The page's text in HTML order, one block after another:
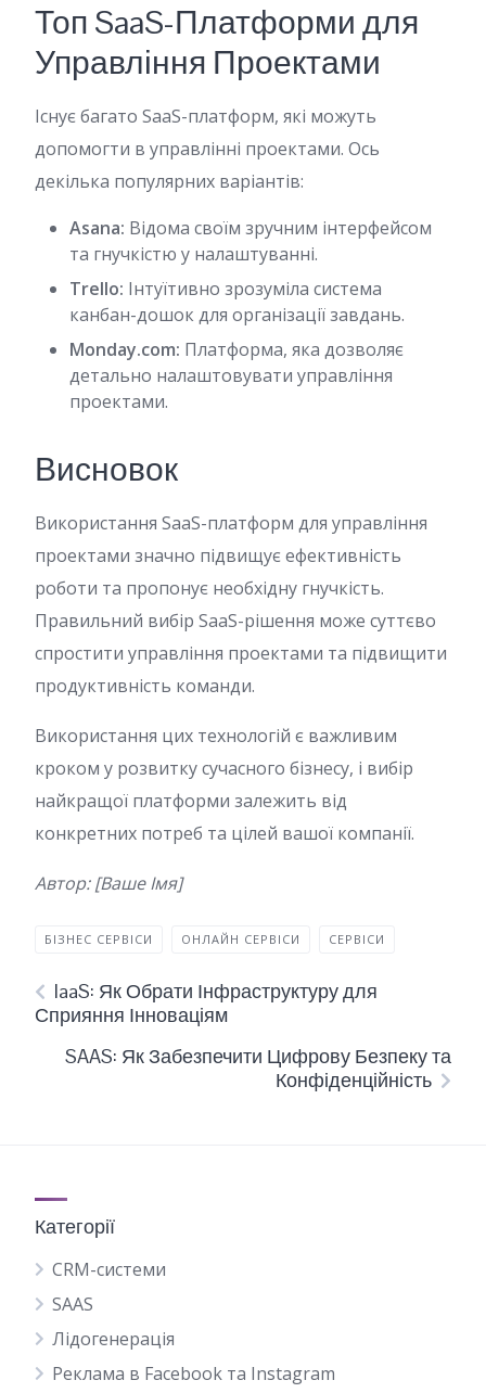
Топ SaaS-Платформи для
Управління Проектами
Існує багато SaaS-платформ, які можуть
допомогти в управлінні проектами. Ось
декілька популярних варіантів:
Asana: Відома своїм зручним інтерфейсом
та гнучкістю у налаштуванні.
Trello: Інтуїтивно зрозуміла система
канбан-дошок для організації завдань.
Monday.com: Платформа, яка дозволяє
детально налаштовувати управління
проектами.
Висновок
Використання SaaS-платформ для управління
проектами значно підвищує ефективність
роботи та пропонує необхідну гнучкість.
Правильний вибір SaaS-рішення може суттєво
спростити управління проектами та підвищити
продуктивність команди.
Використання цих технологій є важливим
кроком у розвитку сучасного бізнесу, і вибір
найкращої платформи залежить від
конкретних потреб та цілей вашої компанії.
Автор: [Ваше Імя]
БІЗНЕС СЕРВІСИ ОНЛАЙН СЕРВІСИ СЕРВІСИ
IaaS: Як Обрати Інфраструктуру для
Сприяння Інноваціям
SAAS: Як Забезпечити Цифрову Безпеку та
Конфіденційність
Категорії
CRM-системи
SAAS
Лідогенерація
Реклама в Facebook та Instagram